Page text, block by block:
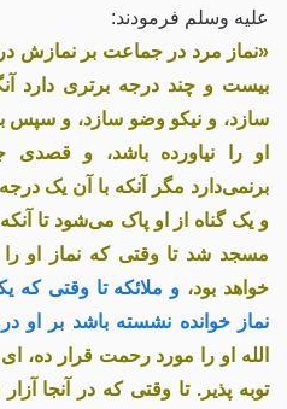
علیه وسلم فرمودند:
«نماز مرد در جماعت بر نمازش
بیست و چند درجه برتری دارد
سازد، و نیکو وضو سازد، و سپس
او را نیاورده باشد، و قصدی
برنمی‌دارد مگر آنکه با آن یک
و یک گناه از او پاک می‌شود تا
مسجد شد تا وقتی که نماز او را
خواهد بود، و ملائکه تا وقتی که
نماز خوانده نشسته باشد بر او
الله او را مورد رحمت قرار ده، ای
توبه پذیر. تا وقتی که در آنجا